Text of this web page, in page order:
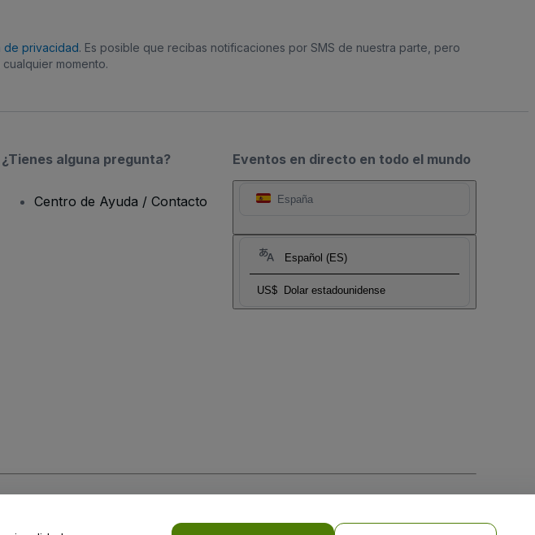
de privacidad. Es posible que recibas notificaciones por SMS de nuestra parte, pero
momento.
Eventos en directo en todo el mundo
España
Español (ES)
US$ Dolar estadounidense
¿Tienes alguna pregunta?
Centro de Ayuda / Contacto
y de laPolítica de Privacidad para Móviles